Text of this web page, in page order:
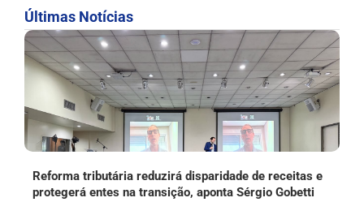
Últimas Notícias
Reforma tributária reduzirá disparidade de receitas e
protegerá entes na transição, aponta Sérgio Gobetti